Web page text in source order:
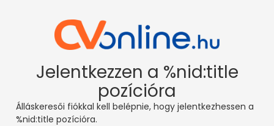
Jelentkezzen a %nid:title
pozícióra
Álláskeresői fiókkal kell belépnie, hogy jelentkezhessen a
%nid:title pozícióra.